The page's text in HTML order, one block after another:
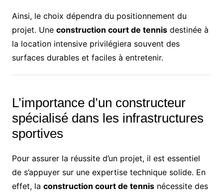
Ainsi, le choix dépendra du positionnement du
projet. Une construction court de tennisdestinée à
la location intensive privilégiera souvent des
surfaces durables et faciles à entretenir.
L’importance d’un constructeur
spécialisé dans les infrastructures
sportives
Pour assurer la réussite d’un projet, il est essentiel
de s’appuyer sur une expertise technique solide. En
effet, la construction court de tennisnécessite des